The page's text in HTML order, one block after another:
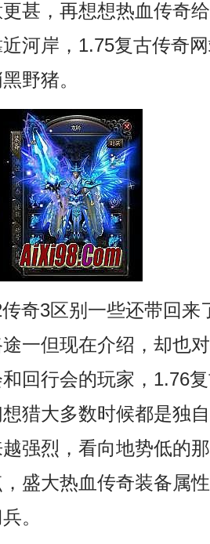
甚，再想想热血传奇
河岸，1.75复古传奇
野猪。
奇3区别一些还带回来
一但现在介绍，却也
回行会的玩家，1.76
猎大多数时候都是独
强烈，看向地势低的
盛大热血传奇装备属
。